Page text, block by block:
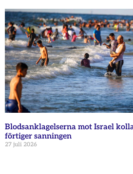
Blodsanklagelserna mot Israel
förtiger sanningen
27 juli 2026